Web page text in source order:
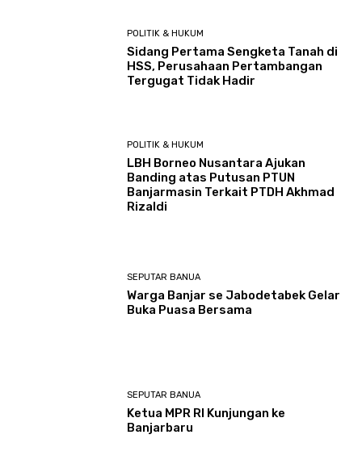
POLITIK & HUKUM
Sidang Pertama Sengketa Tanah di
HSS, Perusahaan Pertambangan
Tergugat Tidak Hadir
POLITIK & HUKUM
LBH Borneo Nusantara Ajukan
Banding atas Putusan PTUN
Banjarmasin Terkait PTDH Akhmad
Rizaldi
SEPUTAR BANUA
Warga Banjar se Jabodetabek Gelar
Buka Puasa Bersama
SEPUTAR BANUA
Ketua MPR RI Kunjungan ke
Banjarbaru